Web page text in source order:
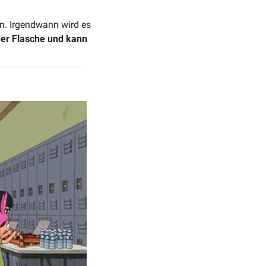
Irgendwann wird es
Flasche und kann